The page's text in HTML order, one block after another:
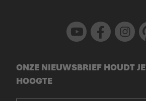
Youtube Facebook Instagram
ONZE NIEUWSBRIEF HOUDT
HOOGTE